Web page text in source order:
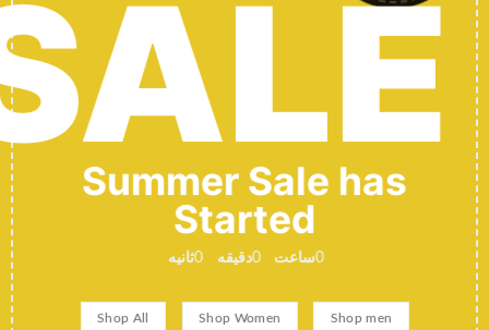
Summer Sale has
Started
0ساعت 0دقیقه 0ثانیه
Shop men
Shop Women
Shop All